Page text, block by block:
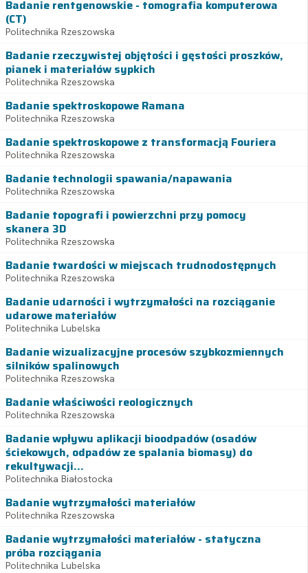
Badanie rentgenowskie - tomografia komputerowa
(CT)
Politechnika Rzeszowska
Badanie rzeczywistej objętości i gęstości proszków,
pianek i materiałów sypkich
Politechnika Rzeszowska
Badanie spektroskopowe Ramana
Politechnika Rzeszowska
Badanie spektroskopowe z transformacją Fouriera
Politechnika Rzeszowska
Badanie technologii spawania/napawania
Politechnika Rzeszowska
Badanie topografi i powierzchni przy pomocy
skanera 3D
Politechnika Rzeszowska
Badanie twardości w miejscach trudnodostępnych
Politechnika Rzeszowska
Badanie udarności i wytrzymałości na rozciąganie
udarowe materiałów
Politechnika Lubelska
Badanie wizualizacyjne procesów szybkozmiennych
silników spalinowych
Politechnika Rzeszowska
Badanie właściwości reologicznych
Politechnika Rzeszowska
Badanie wpływu aplikacji bioodpadów (osadów
ściekowych, odpadów ze spalania biomasy) do
rekultywacji...
Politechnika Białostocka
Badanie wytrzymałości materiałów
Politechnika Rzeszowska
Badanie wytrzymałości materiałów - statyczna
próba rozciągania
Politechnika Lubelska